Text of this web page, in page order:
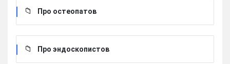
Про остеопатов
Про эндоскопистов